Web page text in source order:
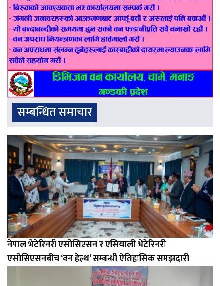
सम्बन्धित समाचार
नेपाल भेटेरिनरी एसोसिएसन र एसियाली भेटेरिनरी
एसोसिएसनबीच ‘वन हेल्थ’ सम्बन्धी ऐतिहासिक समझदारी